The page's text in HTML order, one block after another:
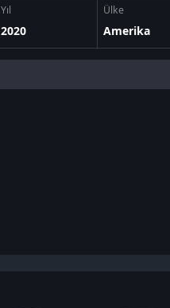
Yıl
2020
Ülke
Amerika